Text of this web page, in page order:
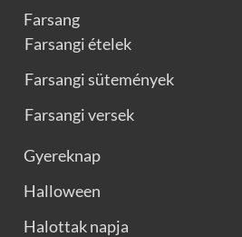
Farsang
Farsangi ételek
Farsangi sütemények
Farsangi versek
Gyereknap
Halloween
Halottak napja